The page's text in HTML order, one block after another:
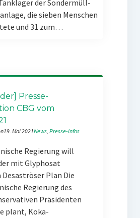
der Sondermüll-
die sieben Menschen
und 31 zum…
Presse-
CBG vom
19. Mai 2021News, Presse-Infos
Regierung will
mit Glyphosat
Plan Die
Regierung des
Präsidenten
plant, Koka-